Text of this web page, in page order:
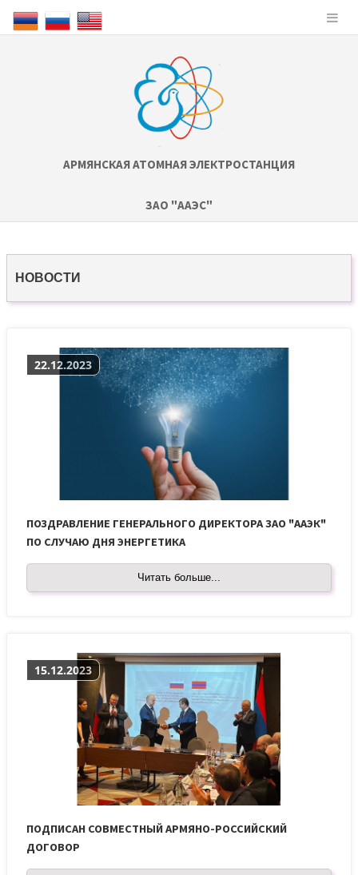
АРМЯНСКАЯ АТОМНАЯ ЭЛЕКТРОСТАНЦИЯ
ЗАО "ААЭС"
НОВОСТИ
22.12.2023
ПОЗДРАВЛЕНИЕ ГЕНЕРАЛЬНОГО ДИРЕКТОРА ЗАО "ААЭК"
ПО СЛУЧАЮ ДНЯ ЭНЕРГЕТИКА
Читать больше...
15.12.2023
ПОДПИСАН СОВМЕСТНЫЙ АРМЯНО-РОССИЙСКИЙ
ДОГОВОР